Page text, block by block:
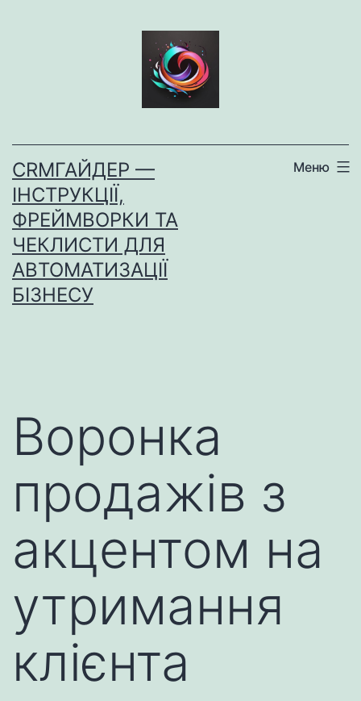
CRMГАЙДЕР —
ІНСТРУКЦІЇ,
ФРЕЙМВОРКИ ТА
ЧЕКЛИСТИ ДЛЯ
АВТОМАТИЗАЦІЇ
БІЗНЕСУ
Меню
Воронка
продажів з
акцентом на
утримання
клієнта